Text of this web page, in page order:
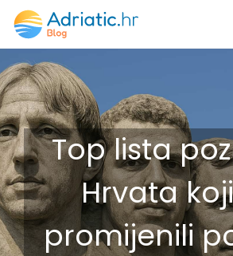
Top lista
Hrvata
promijenili